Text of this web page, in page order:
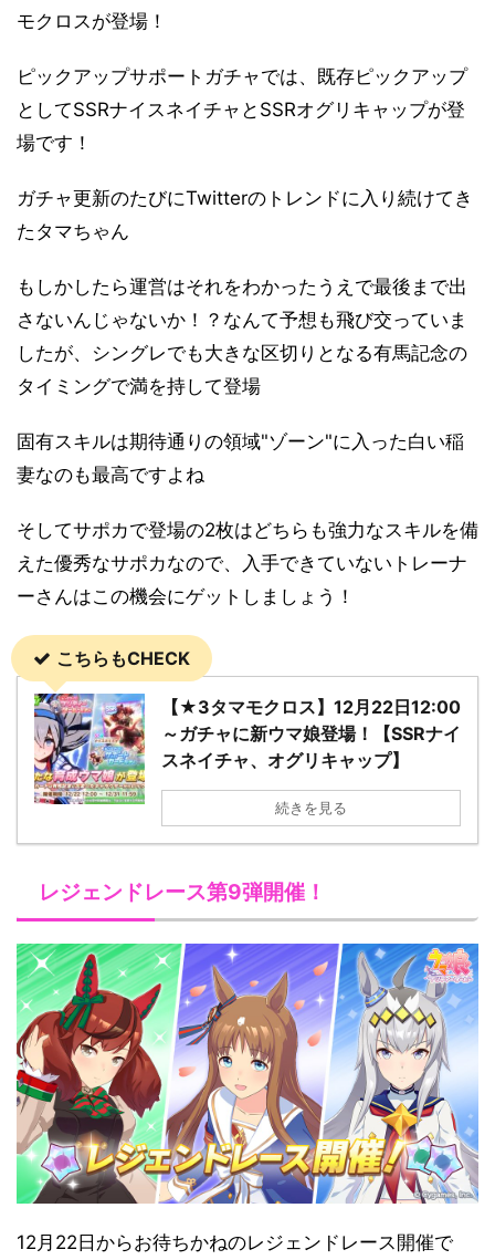
モクロスが登場！
ピックアップサポートガチャでは、既存ピックアップ
としてSSRナイスネイチャとSSRオグリキャップが登
場です！
ガチャ更新のたびにTwitterのトレンドに入り続けてき
たタマちゃん
もしかしたら運営はそれをわかったうえで最後まで出
さないんじゃないか！？なんて予想も飛び交っていま
したが、シングレでも大きな区切りとなる有馬記念の
タイミングで満を持して登場
固有スキルは期待通りの領域"ゾーン"に入った白い稲
妻なのも最高ですよね
そしてサポカで登場の2枚はどちらも強力なスキルを備
えた優秀なサポカなので、入手できていないトレーナ
ーさんはこの機会にゲットしましょう！
こちらもCHECK
【★3タマモクロス】12月22日12:00
～ガチャに新ウマ娘登場！【SSRナイ
スネイチャ、オグリキャップ】
続きを見る
レジェンドレース第9弾開催！
12月22日からお待ちかねのレジェンドレース開催で